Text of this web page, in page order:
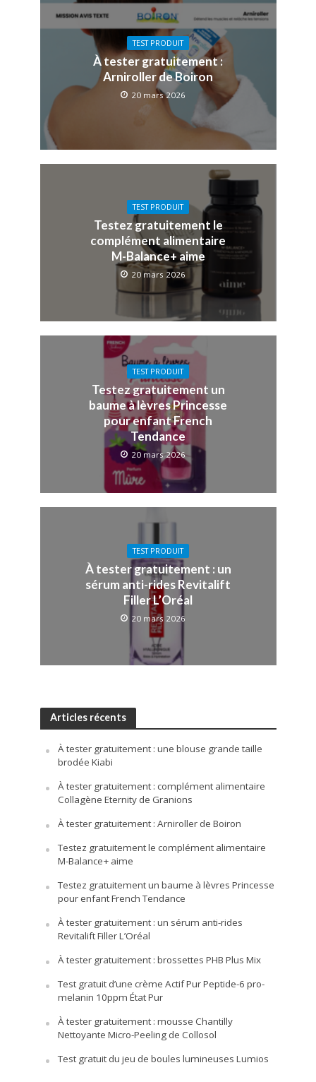
TEST PRODUIT
À tester gratuitement :
Arniroller de Boiron
20 mars 2026
TEST PRODUIT
Testez gratuitement le
complément alimentaire
M-Balance+ aime
20 mars 2026
TEST PRODUIT
Testez gratuitement un
baume à lèvres Princesse
pour enfant French
Tendance
20 mars 2026
TEST PRODUIT
À tester gratuitement : un
sérum anti-rides Revitalift
Filler L’Oréal
20 mars 2026
Articles récents
À tester gratuitement : une blouse grande taille
brodée Kiabi
À tester gratuitement : complément alimentaire
Collagène Eternity de Granions
À tester gratuitement : Arniroller de Boiron
Testez gratuitement le complément alimentaire
M-Balance+ aime
Testez gratuitement un baume à lèvres Princesse
pour enfant French Tendance
À tester gratuitement : un sérum anti-rides
Revitalift Filler L’Oréal
À tester gratuitement : brossettes PHB Plus Mix
Test gratuit d’une crème Actif Pur Peptide-6 pro-
melanin 10ppm État Pur
À tester gratuitement : mousse Chantilly
Nettoyante Micro-Peeling de Collosol
Test gratuit du jeu de boules lumineuses Lumios